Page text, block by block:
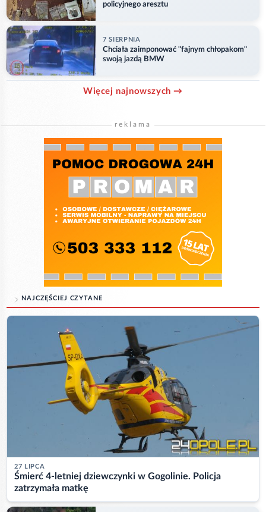
policyjnego aresztu
7 SIERPNIA
Chciała zaimponować "fajnym chłopakom"
swoją jazdą BMW
Więcej najnowszych →
reklama
NAJCZĘŚCIEJ CZYTANE
27 LIPCA
Śmierć 4-letniej dziewczynki w Gogolinie. Policja
zatrzymała matkę